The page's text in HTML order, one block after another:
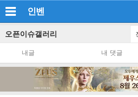
인벤
오픈이슈갤러리
내글 내 댓글